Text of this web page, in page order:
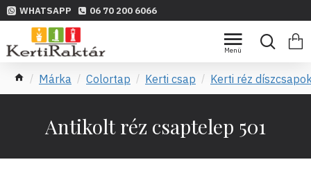
WHATSAPP 06 70 200 6066
Márka Colortap Kerti csap Kerti réz
Antikolt réz csaptelep 501